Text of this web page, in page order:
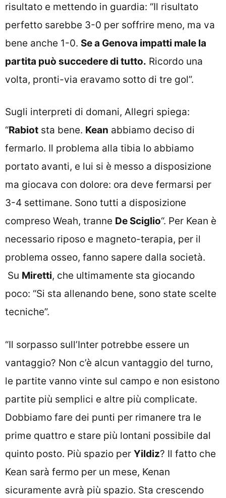
risultato e mettendo in guardia: “Il risultato
perfetto sarebbe 3-0 per soffrire meno, ma va
bene anche 1-0. Se a Genova impatti male la
partita può succedere di tutto. Ricordo una
volta, pronti-via eravamo sotto di tre gol”.
Sugli interpreti di domani, Allegri spiega:
“Rabiot sta bene. Kean abbiamo deciso di
fermarlo. Il problema alla tibia lo abbiamo
portato avanti, e lui si è messo a disposizione
ma giocava con dolore: ora deve fermarsi per
3-4 settimane. Sono tutti a disposizione
compreso Weah, tranne De Sciglio“. Per Kean è
necessario riposo e magneto-terapia, per il
problema osseo, fanno sapere dalla società.
Su Miretti, che ultimamente sta giocando
poco: “Si sta allenando bene, sono state scelte
tecniche”.
“Il sorpasso sull’Inter potrebbe essere un
vantaggio? Non c’è alcun vantaggio del turno,
le partite vanno vinte sul campo e non esistono
partite più semplici e altre più complicate.
Dobbiamo fare dei punti per rimanere tra le
prime quattro e stare più lontani possibile dal
quinto posto. Più spazio per Yildiz? Il fatto che
Kean sarà fermo per un mese, Kenan
sicuramente avrà più spazio. Sta crescendo